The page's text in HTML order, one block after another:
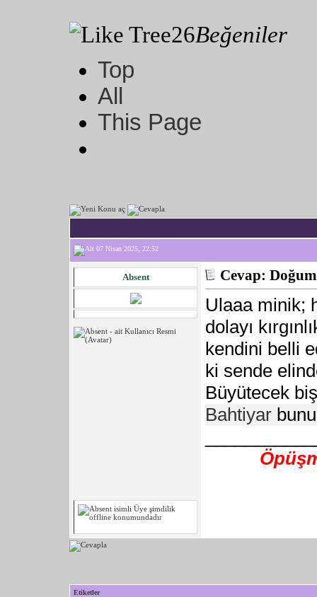
26Beğeniler
Top
All
This Page
07 Nisan 2025, 22:52
Absent Cevap:
Ulaaa minik;
dolayı
kendini belli
ki sende
Büyütecek
Bahtiyar
Etiketler